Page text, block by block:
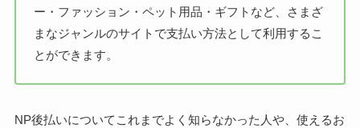
ー・ファッション・ペット用品・ギフトなど、さまざ
まなジャンルのサイトで支払い方法として利用するこ
とができます。
NP後払いについてこれまでよく知らなかった人や、使えるお